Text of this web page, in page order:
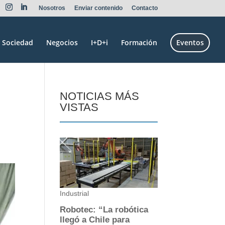
Nosotros Enviar contenido Contacto
Sociedad Negocios I+D+i Formación Eventos
NOTICIAS MÁS
VISTAS